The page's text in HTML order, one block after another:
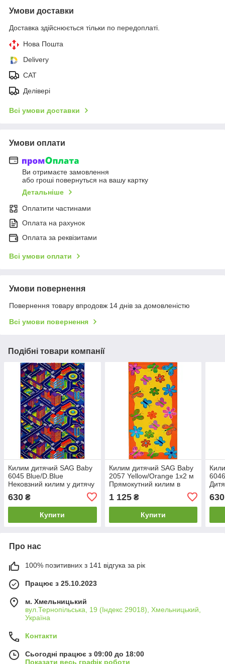
Умови доставки
Доставка здійснюється тільки по передоплаті.
Нова Пошта
Delivery
CAT
Делівері
Всі умови доставки
Умови оплати
Ви отримаєте замовлення
або гроші повернуться на вашу картку
Детальніше
Оплатити частинами
Оплата на рахунок
Оплата за реквізитами
Всі умови оплати
Умови повернення
Повернення товару впродовж 14 днів за домовленістю
Всі умови повернення
Подібні товари компанії
Килим дитячий SAG Baby
6045 Blue/D.Blue
Нековзний килим у дитячу
дитячий килим
630 ₴
Купити
Килим дитячий SAG Baby
2057 Yellow/Orange 1х2 м
Прямокутний килим в
М'який килим
1 125₴
Купити
630
Про нас
100% позитивних з 141 відгука за рік
Працює з 25.10.2023
м. Хмельницький
вул.Тернопільська, 19 (Індекс 29018), Хмельницький,
Україна
Контакти
Сьогодні працює з 09:00 до 18:00
Показати весь графік роботи